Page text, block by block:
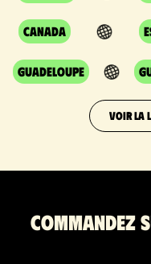
Canada
Guadeloupe
VOIR LA